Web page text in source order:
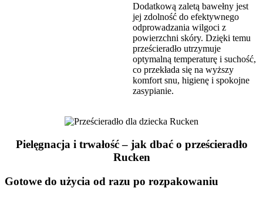
Dodatkową zaletą bawełny jest
jej zdolność do efektywnego
odprowadzania wilgoci z
powierzchni skóry. Dzięki temu
prześcieradło utrzymuje
optymalną temperaturę i suchość,
co przekłada się na wyższy
komfort snu, higienę i spokojne
zasypianie.
Pielęgnacja i trwałość – jak dbać o prześcieradło
Rucken
Gotowe do użycia od razu po rozpakowaniu